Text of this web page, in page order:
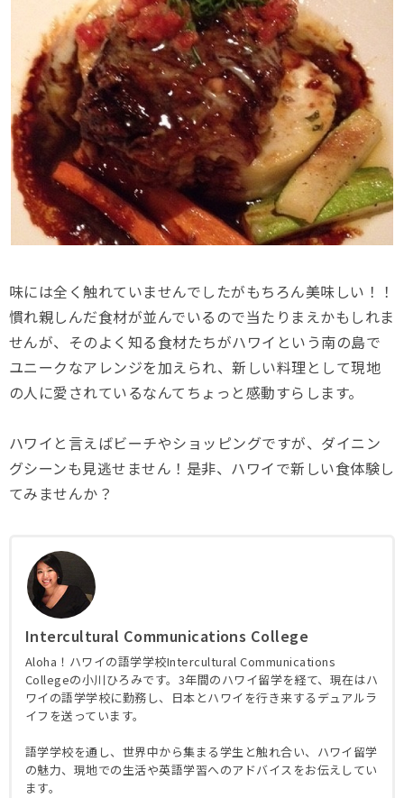
味には全く触れていませんでしたがもちろん美味しい！！
慣れ親しんだ食材が並んでいるので当たりまえかもしれま
せんが、そのよく知る食材たちがハワイという南の島で
ユニークなアレンジを加えられ、新しい料理として現地
の人に愛されているなんてちょっと感動すらします。
ハワイと言えばビーチやショッピングですが、ダイニン
グシーンも見逃せません！是非、ハワイで新しい食体験し
てみませんか？
Intercultural Communications College
Aloha！ハワイの語学学校Intercultural Communications
Collegeの小川ひろみです。3年間のハワイ留学を経て、現在はハ
ワイの語学学校に勤務し、日本とハワイを行き来するデュアルラ
イフを送っています。
語学学校を通し、世界中から集まる学生と触れ合い、ハワイ留学
の魅力、現地での生活や英語学習へのアドバイスをお伝えしてい
ます。